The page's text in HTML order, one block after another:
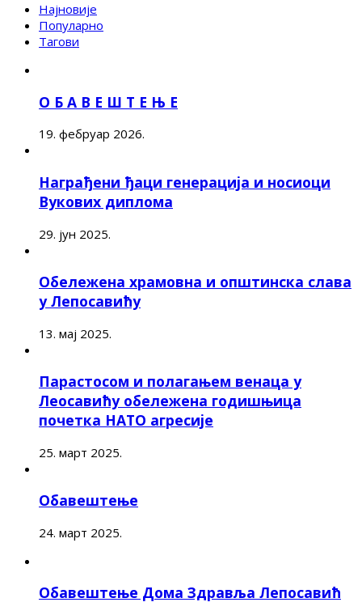
Најновије
Популарно
Тагови
О Б А В Е Ш Т Е Њ Е
19. фебруар 2026.
Награђени ђаци генерација и носиоци
Вукових диплома
29. јун 2025.
Обележена храмовна и општинска слава
у Лепосавићу
13. мај 2025.
Парастосом и полагањем венаца у
Леосавићу обележена годишњица
почетка НАТО агресије
25. март 2025.
Обавештење
24. март 2025.
Обавештење Дома Здравља Лепосавић